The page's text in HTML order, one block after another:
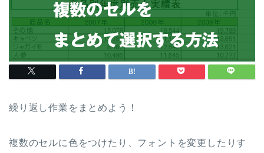
繰り返し作業をまとめよう！
複数のセルに色をつけたり、フォントを変更したりす